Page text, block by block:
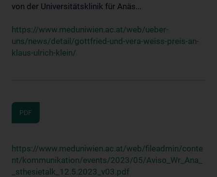
von der Universitätsklinik für Anäs...
https://www.meduniwien.ac.at/web/ueber-
uns/news/detail/gottfried-und-vera-weiss-preis-an-
klaus-ulrich-klein/
PDF
https://www.meduniwien.ac.at/web/fileadmin/conte
nt/kommunikation/events/2023/05/Aviso_Wr_Ana_
_sthesietalk_12.5.2023_v03.pdf